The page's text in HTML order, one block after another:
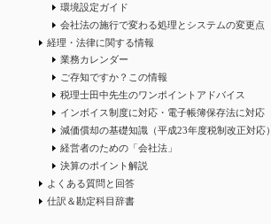
環境設定ガイド
会社法の施行で変わる処理とシステムの変更点
経理・法律に関する情報
業務カレンダー
ご存知ですか？この情報
税理士田中先生のワンポイントアドバイス
インボイス制度に対応・電子帳簿保存法に対応
減価償却の基礎知識（平成23年度税制改正対応）
経営者のための「会社法」
決算のポイント解説
よくある質問と回答
仕訳＆勘定科目辞書